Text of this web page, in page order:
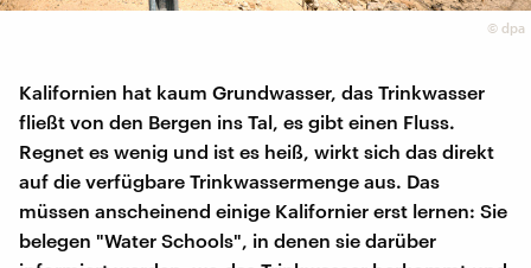
© dpa
Kalifornien hat kaum Grundwasser, das Trinkwasser
fließt von den Bergen ins Tal, es gibt einen Fluss.
Regnet es wenig und ist es heiß, wirkt sich das direkt
auf die verfügbare Trinkwassermenge aus. Das
müssen anscheinend einige Kalifornier erst lernen: Sie
belegen "Water Schools", in denen sie darüber